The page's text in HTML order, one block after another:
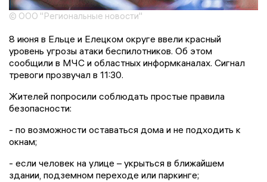
© ООО "Региональные новости"
8 июня в Ельце и Елецком округе ввели красный
уровень угрозы атаки беспилотников. Об этом
сообщили в МЧС и областных информканалах. Сигнал
тревоги прозвучал в 11:30.
Жителей попросили соблюдать простые правила
безопасности:
- по возможности оставаться дома и не подходить к
окнам;
- если человек на улице – укрыться в ближайшем
здании, подземном переходе или паркинге;